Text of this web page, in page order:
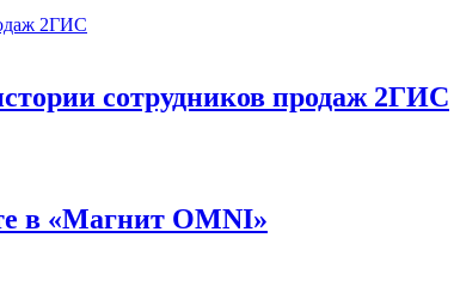
сотрудников продаж 2ГИС
в «Магнит OMNI»